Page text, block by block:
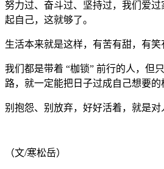
努力过、奋斗过、坚持过，我们爱
起自己，这就够了。
生活本来就是这样，有苦有甜，有笑
我们都是带着 “枷锁” 前行的人，但
路，就一定能把日子过成自己想要的
别抱怨、别放弃，好好活着，就是对
（文/寒松岳）